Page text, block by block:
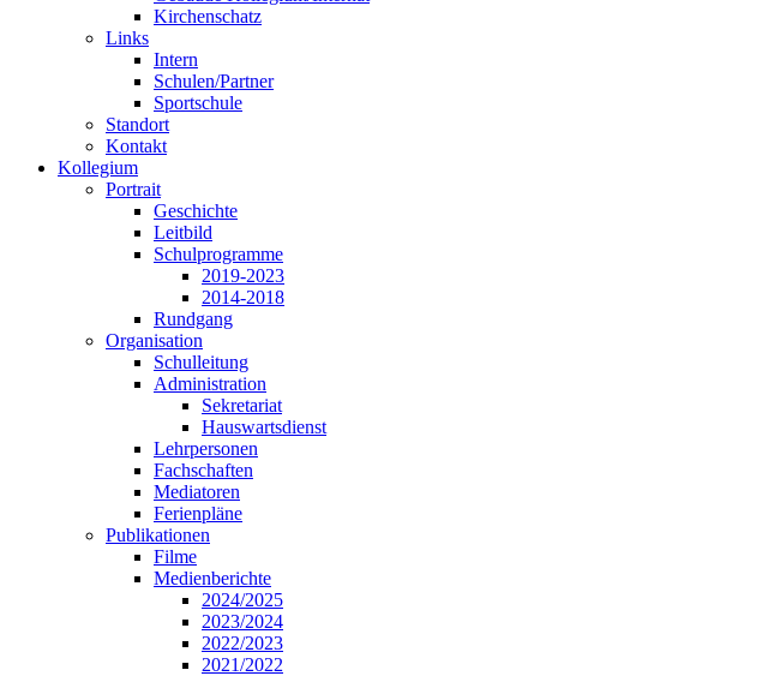
Kirchenschatz
Links
Intern
Schulen/Partner
Sportschule
Standort
Kontakt
Kollegium
Portrait
Geschichte
Leitbild
Schulprogramme
2019-2023
2014-2018
Rundgang
Organisation
Schulleitung
Administration
Sekretariat
Hauswartsdienst
Lehrpersonen
Fachschaften
Mediatoren
Ferienpläne
Publikationen
Filme
Medienberichte
2024/2025
2023/2024
2022/2023
2021/2022